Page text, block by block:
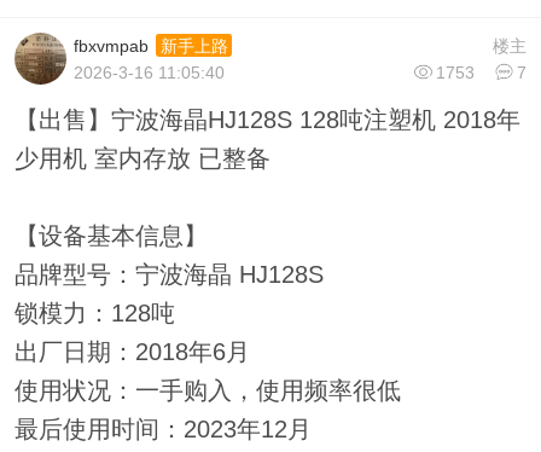
楼主
fbxvmpab
新手上路
1753
7
2026-3-16 11:05:40
【出售】宁波海晶HJ128S 128吨注塑机 2018年
少用机 室内存放 已整备
【设备基本信息】
品牌型号：宁波海晶 HJ128S
锁模力：128吨
出厂日期：2018年6月
使用状况：一手购入，使用频率很低
最后使用时间：2023年12月